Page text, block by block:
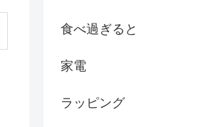
食べ過ぎると
家電
ラッピング